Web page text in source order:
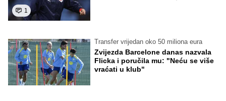
1
Transfer vrijedan oko 50 miliona eura
Zvijezda Barcelone danas nazvala
Flicka i poručila mu: "Neću se više
vraćati u klub"